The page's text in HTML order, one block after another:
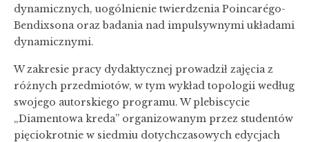
dynamicznych, uogólnienie twierdzenia Poincarégo-
Bendixsona oraz badania nad impulsywnymi układami
dynamicznymi.
W zakresie pracy dydaktycznej prowadził zajęcia z
różnych przedmiotów, w tym wykład topologii według
swojego autorskiego programu. W plebiscycie
„Diamentowa kreda” organizowanym przez studentów
pięciokrotnie w siedmiu dotychczasowych edycjach